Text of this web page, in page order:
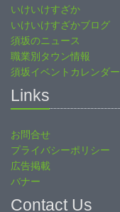
いけいけすざか
いけいけすざかブログ
須坂のニュース
職業別タウン情報
須坂イベントカレンダー
Links
お問合せ
プライバシーポリシー
広告掲載
バナー
Contact Us